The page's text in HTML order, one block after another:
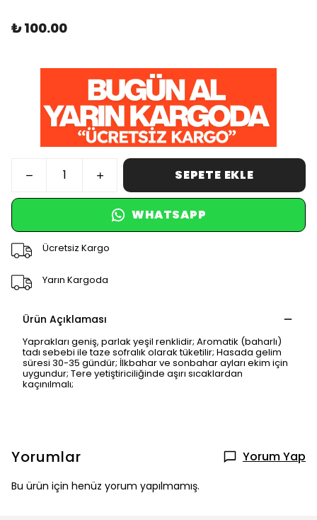
₺ 100.00
SEPETE EKLE
WHATSAPP
Ücretsiz Kargo
Yarın Kargoda
Ürün Açıklaması
Yaprakları geniş, parlak yeşil renklidir; Aromatik (baharlı)
tadı sebebi ile taze sofralık olarak tüketilir; Hasada gelim
süresi 30-35 gündür; İlkbahar ve sonbahar ayları ekim için
uygundur; Tere yetiştiriciliğinde aşırı sıcaklardan
kaçınılmalı;
Yorumlar Yorum Yap
Bu ürün için henüz yorum yapılmamış.